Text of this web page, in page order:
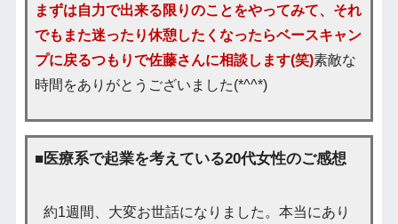
まずは自力で出来る限りのことをやってみて、それ
でもまた迷ったり休憩したくなったらベースキャン
プに戻るつもりで佐藤さんに相談します(笑)素敵な
時間をありがとうございました(*^^*)
■医療系で起業を考えている20代女性のご感想
約1週間、大変お世話になりました。本当にあり